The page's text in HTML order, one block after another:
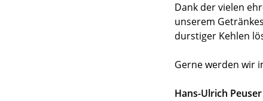
Dank der vielen
unserem
durstiger Kehlen
Gerne werden wir
Hans-Ulrich Peuser